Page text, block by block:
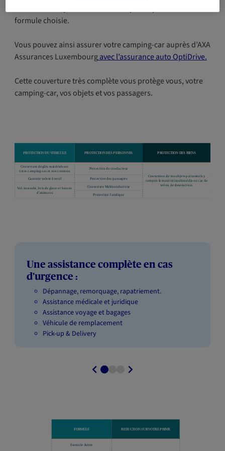
formule choisie.
Vous pouvez ainsi assurer votre camping-car auprès d’AXA
Assurances Luxembourgavec l’assurance auto OptiDrive.
Cette couverture très complète vous protège vous, votre
camping-car, vos objets et vos passagers.
Une assistance complète en cas
d'urgence :
Dépannage, remorquage, rapatriement.
Assistance médicale et juridique
Assistance voyage et bagages
Véhicule de remplacement
Pick-up & Delivery